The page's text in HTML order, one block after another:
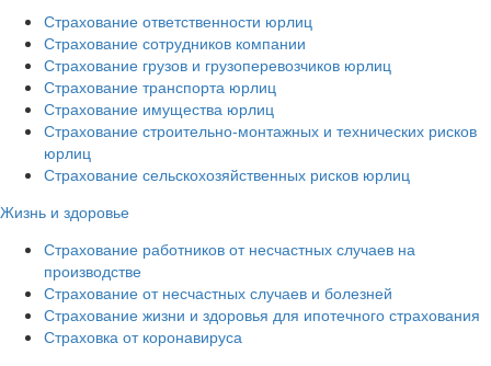
Страхование ответственности юрлиц
Страхование сотрудников компании
Страхование грузов и грузоперевозчиков юрлиц
Страхование транспорта юрлиц
Страхование имущества юрлиц
Страхование строительно-монтажных и технических рисков
юрлиц
Страхование сельскохозяйственных рисков юрлиц
Жизнь и здоровье
Страхование работников от несчастных случаев на
производстве
Страхование от несчастных случаев и болезней
Страхование жизни и здоровья для ипотечного страхования
Страховка от коронавируса